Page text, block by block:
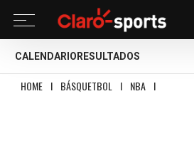
CALENDARIO RESULTADOS
HOME I BÁSQUETBOL I NBA I